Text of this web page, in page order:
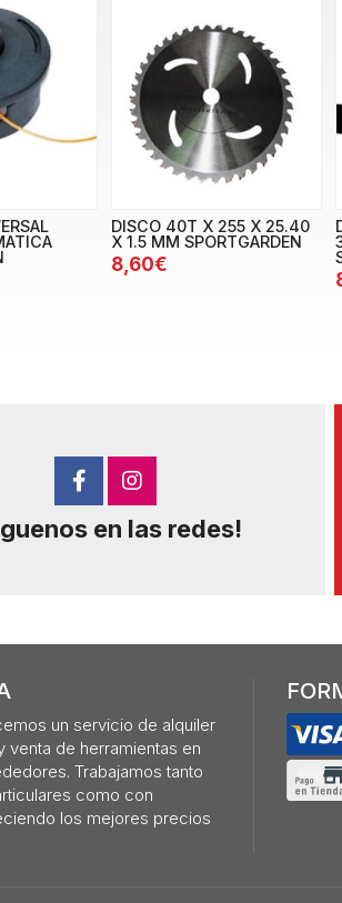
DISCO 40T X 255 X 25.40
X 1.5 MM SPORTGARDEN
8,60€
en las redes!
un servicio de alquiler
venta de herramientas en
Trabajamos tanto
como con
los mejores precios